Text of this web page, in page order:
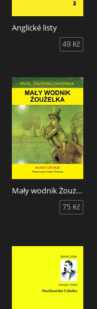
Anglické listy
49 Kč
Mały wodnik Żoużelka
75 Kč